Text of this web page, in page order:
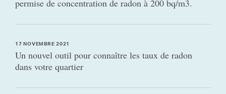
permise de concentration de radon à 200 bq/m3.
17 NOVEMBRE 2021
Un nouvel outil pour connaître les taux de radon
dans votre quartier